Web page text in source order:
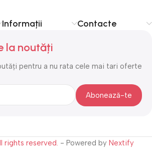
Informații Contacte
la noutăți
pentru a nu rata cele mai tari oferte
rights reserved. - Powered by Nextify